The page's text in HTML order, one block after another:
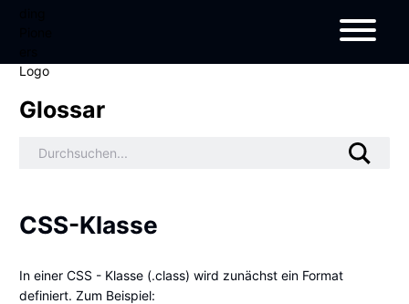
Glossar
CSS-Klasse
In einer CSS - Klasse (.class) wird zunächst ein Format
definiert. Zum Beispiel: